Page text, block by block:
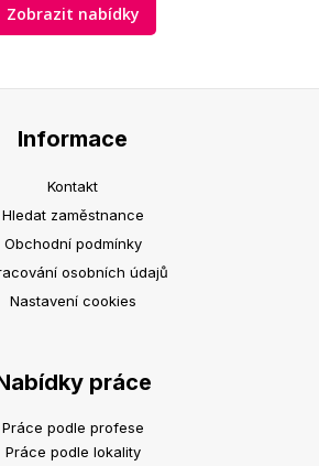
Zobrazit nabídky
Informace
Kontakt
Hledat zaměstnance
Obchodní podmínky
osobních údajů
Nastavení cookies
práce
Práce podle profese
Práce podle lokality